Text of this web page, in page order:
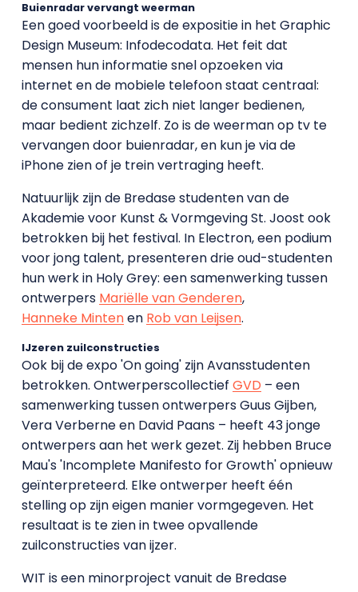
Buienradar vervangt weerman
Een goed voorbeeld is de expositie in het Graphic
Design Museum: Infodecodata. Het feit dat
mensen hun informatie snel opzoeken via
internet en de mobiele telefoon staat centraal:
de consument laat zich niet langer bedienen,
maar bedient zichzelf. Zo is de weerman op tv te
vervangen door buienradar, en kun je via de
iPhone zien of je trein vertraging heeft.
Natuurlijk zijn de Bredase studenten van de
Akademie voor Kunst & Vormgeving St. Joost ook
betrokken bij het festival. In Electron, een podium
voor jong talent, presenteren drie oud-studenten
hun werk in Holy Grey: een samenwerking tussen
ontwerpers Mariëlle van Genderen,
Hanneke Mintenen Rob van Leijsen.
IJzeren zuilconstructies
Ook bij de expo 'On going' zijn Avansstudenten
betrokken. Ontwerperscollectief GVD – een
samenwerking tussen ontwerpers Guus Gijben,
Vera Verberne en David Paans – heeft 43 jonge
ontwerpers aan het werk gezet. Zij hebben Bruce
Mau's 'Incomplete Manifesto for Growth' opnieuw
geïnterpreteerd. Elke ontwerper heeft één
stelling op zijn eigen manier vormgegeven. Het
resultaat is te zien in twee opvallende
zuilconstructies van ijzer.
WIT is een minorproject vanuit de Bredase